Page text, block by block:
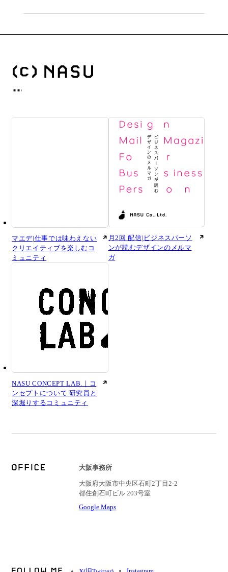
マエデ|仕事では味わえない
クリエイティブを楽しむコ
ミュニティ
月2回 配信|ビジネスパーソ
ンが読むデザインのメルマ
ガ
NASU CONCEPT LAB.｜コ
ンセプトについて 研究員と
深堀りするコミュニティ
大阪事務所
大阪府大阪市中央区石町2丁目2-2
都住創石町ビル 203号室
Google Maps